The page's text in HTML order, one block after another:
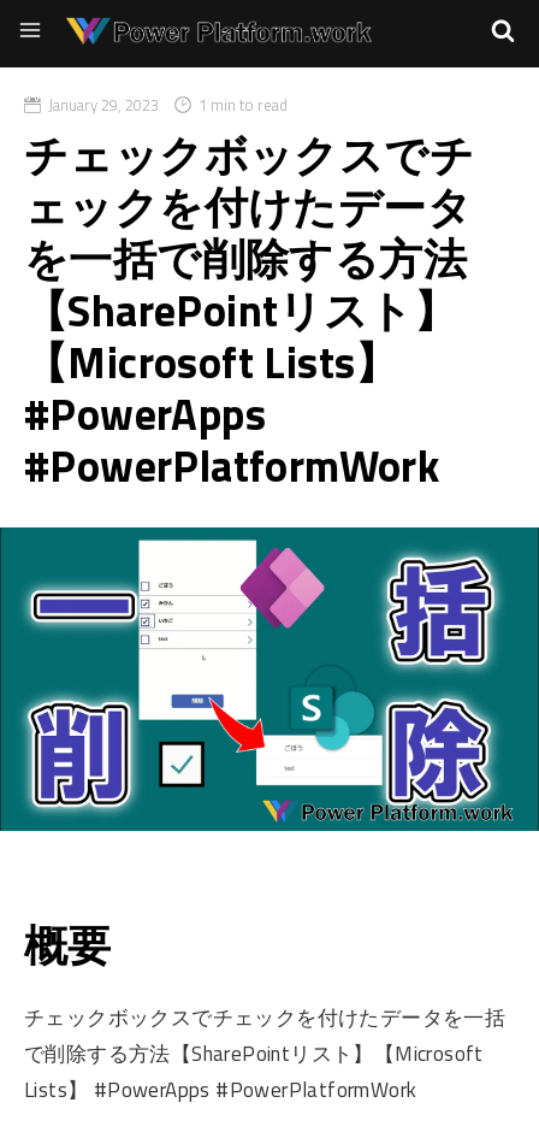
January 29, 2023 1 min to read
チェックボックスでチ
ェックを付けたデータ
を一括で削除する方法
【SharePointリスト】
【Microsoft Lists】
#PowerApps
#PowerPlatformWork
概要
チェックボックスでチェックを付けたデータを一括
で削除する方法【SharePointリスト】【Microsoft
Lists】 #PowerApps #PowerPlatformWork